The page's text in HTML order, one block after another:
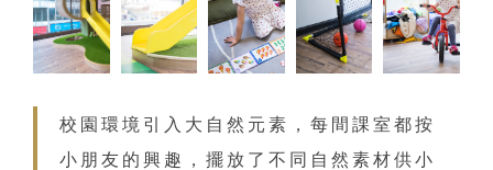
校園環境引入大自然元素，每間課室都按
小朋友的興趣，擺放了不同自然素材供小